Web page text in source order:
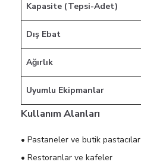
Kapasite (Tepsi-Adet)
Dış Ebat
Ağırlık
Uyumlu Ekipmanlar
Kullanım Alanları
• Pastaneler ve butik pastacılar
• Restoranlar ve kafeler